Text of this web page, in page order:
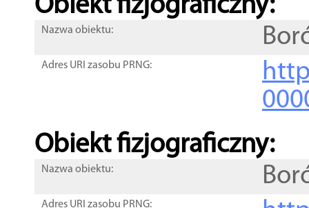
Obiekt fizjograficzny:
Nazwa obiektu:
Adres URI zasobu PRNG:
Obiekt fizjograficzny:
Nazwa obiektu:
Adres URI zasobu PRNG: